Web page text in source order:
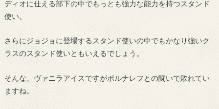
ディオに仕える部下の中でもっとも強力な能力を持つスタンド
使い。
さらにジョジョに登場するスタンド使いの中でもかなり強いク
ラスのスタンド使いともいえるでしょう。
そんな、ヴァニラアイスですがポルナレフとの闘いで敗れてい
ますね。